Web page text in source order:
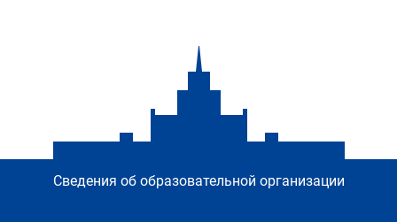
Сведения об образовательной организации